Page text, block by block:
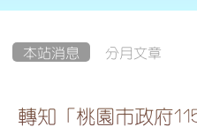
本站消息 分月文章
轉知「桃園市政府